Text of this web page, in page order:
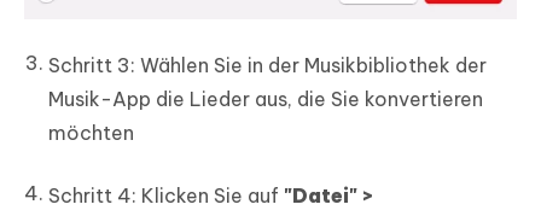
Schritt 3: Wählen Sie in der Musikbibliothek der
Musik-App die Lieder aus, die Sie konvertieren
möchten
Schritt 4: Klicken Sie auf "Datei" >